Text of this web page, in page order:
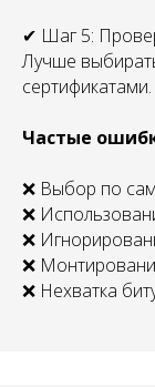
✔ Шаг 5:
Лучше
сертификатами.
Частые
❌ Выбор по
❌
❌
❌
❌ Нехватка